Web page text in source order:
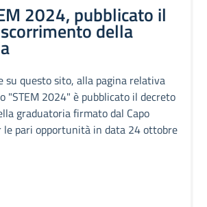
2024, pubblicato il
della
su questo sito, alla pagina relativa
"STEM 2024" è pubblicato il decreto
graduatoria firmato dal Capo
le pari opportunità in data 24 ottobre